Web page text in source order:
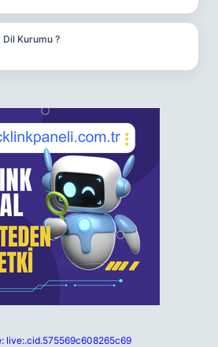
Dil Kurumu ?
live:.cid.575569c608265c69